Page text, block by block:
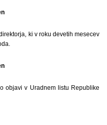
ki v roku devetih mesecev
objavi v Uradnem listu Republike